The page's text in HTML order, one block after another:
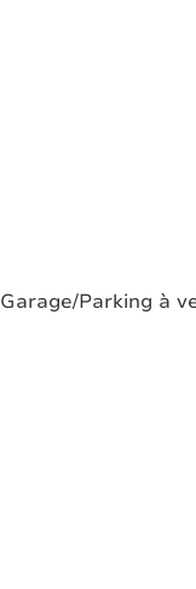
Garage/Parking à